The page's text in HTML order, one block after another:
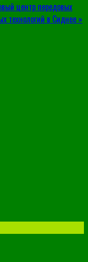
центр передовых
технологий в Сиднее »